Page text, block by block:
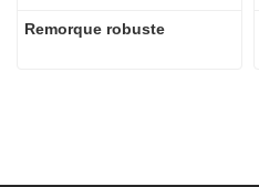
Remorque robuste